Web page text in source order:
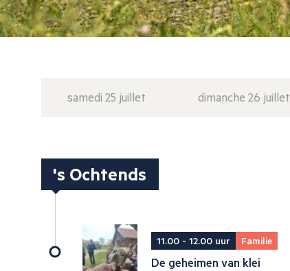
samedi 25 juillet dimanche 26 juillet
's Ochtends
11.00 - 12.00 uur Familie
De geheimen van klei